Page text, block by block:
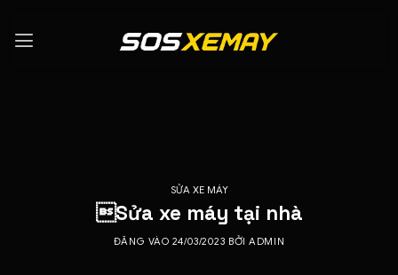
qua
SỬA XE MÁY
Sửa xe máy tại nhà
ĐĂNG VÀO 24/03/2023 BỞIADMIN